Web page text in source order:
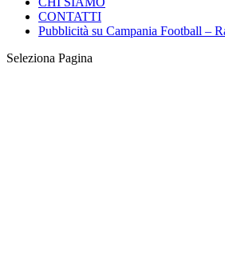
CONTATTI
Pubblicità su Campania Football –
Seleziona Pagina